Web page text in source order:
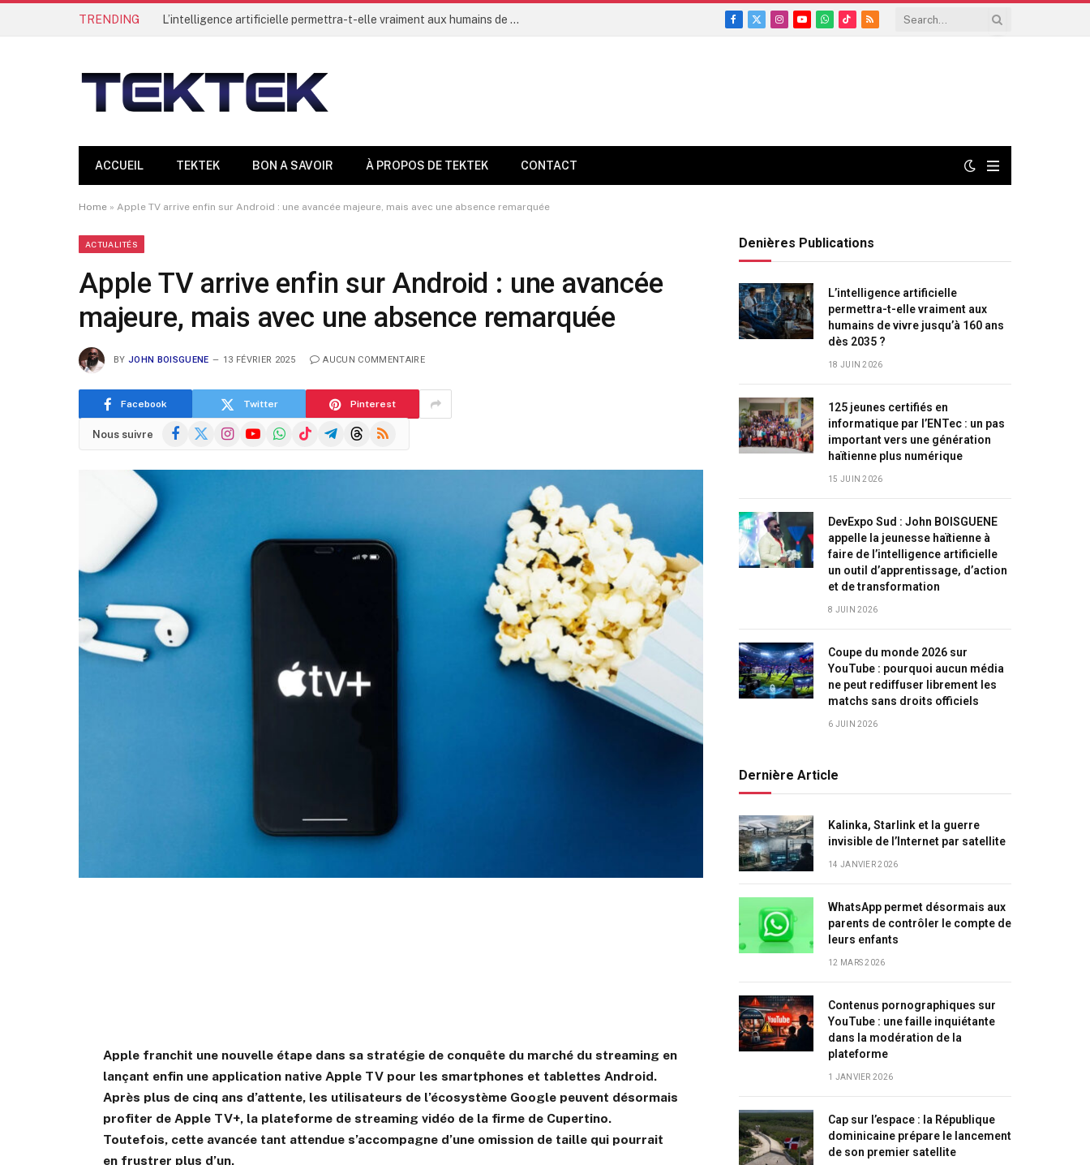
TRENDING L’intelligence artificielle permettra-t-elle vraiment aux humains de vivre jusqu’à 160 ans dès 2035 ?
Facebook
X
Instagram
YouTubeWhatsApp
TikTok
RSS
ACCUEIL TEKTEK BON A SAVOIR À PROPOS DE TEKTEK CONTACT
Home » Apple TV arrive enfin sur Android : une avancée majeure, mais avec une absence remarquée
ACTUALITÉS
Apple TV arrive enfin sur Android : une avancée
majeure, mais avec une absence remarquée
BY JOHN BOISGUENE 13 FÉVRIER 2025 AUCUN COMMENTAIRE
Facebook Twitter Pinterest
Nous suivre Facebook
X
InstagramYouTubeWhatsAppTikTokTelegramThreads
RSS
Apple franchit une nouvelle étape dans sa stratégie de conquête du marché du streaming en
lançant enfin une application native Apple TV pour les smartphones et tablettes Android.
Après plus de cinq ans d’attente, les utilisateurs de l’écosystème Google peuvent désormais
profiter de Apple TV+, la plateforme de streaming vidéo de la firme de Cupertino.
Toutefois, cette avancée tant attendue s’accompagne d’une omission de taille qui pourrait
en frustrer plus d’un.
Denières Publications
L’intelligence artificielle
permettra-t-elle vraiment aux
humains de vivre jusqu’à 160 ans
dès 2035 ?
18 JUIN 2026
125 jeunes certifiés en
informatique par l’ENTec : un pas
important vers une génération
haïtienne plus numérique
15 JUIN 2026
DevExpo Sud : John BOISGUENE
appelle la jeunesse haïtienne à
faire de l’intelligence artificielle
un outil d’apprentissage, d’action
et de transformation
8 JUIN 2026
Coupe du monde 2026 sur
YouTube : pourquoi aucun média
ne peut rediffuser librement les
matchs sans droits officiels
6 JUIN 2026
Dernière Article
Kalinka, Starlink et la guerre
invisible de l’Internet par satellite
14 JANVIER 2026
WhatsApp permet désormais aux
parents de contrôler le compte de
leurs enfants
12 MARS 2026
Contenus pornographiques sur
YouTube : une faille inquiétante
dans la modération de la
plateforme
1 JANVIER 2026
Cap sur l’espace : la République
dominicaine prépare le lancement
de son premier satellite